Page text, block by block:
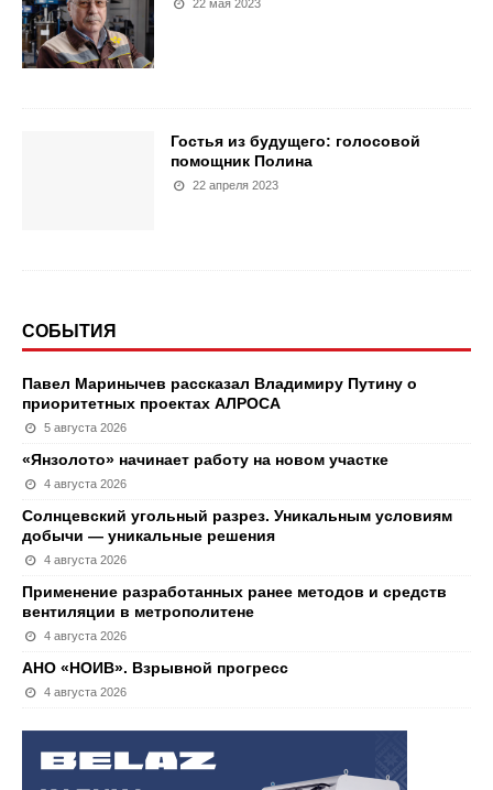
22 мая 2023
Гостья из будущего: голосовой
помощник Полина
22 апреля 2023
СОБЫТИЯ
Павел Маринычев рассказал Владимиру Путину о
приоритетных проектах АЛРОСА
5 августа 2026
«Янзолото» начинает работу на новом участке
4 августа 2026
Солнцевский угольный разрез. Уникальным условиям
добычи — уникальные решения
4 августа 2026
Применение разработанных ранее методов и средств
вентиляции в метрополитене
4 августа 2026
АНО «НОИВ». Взрывной прогресс
4 августа 2026